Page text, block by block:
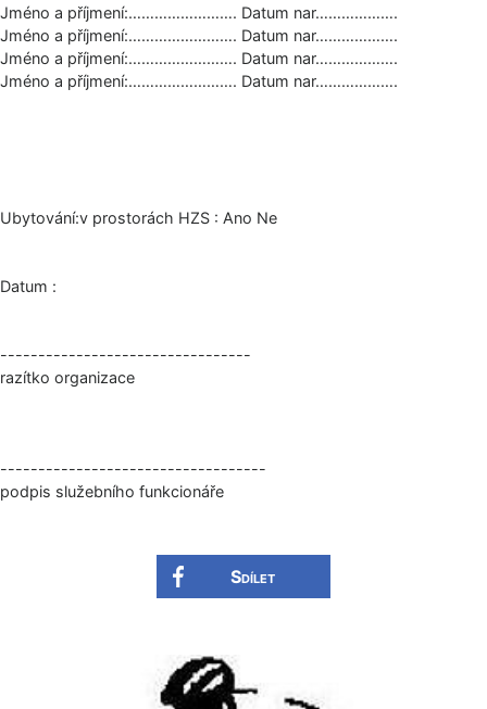
Jméno a příjmení:……………………. Datum nar……………….
Jméno a příjmení:……………………. Datum nar……………….
Jméno a příjmení:……………………. Datum nar……………….
Jméno a příjmení:……………………. Datum nar……………….
Ubytování:v pros­torách HZS : Ano Ne
Datum :
---------------------------------
razítko organizace
-----------------------------------
podpis služebního funkcionáře
Sdílet